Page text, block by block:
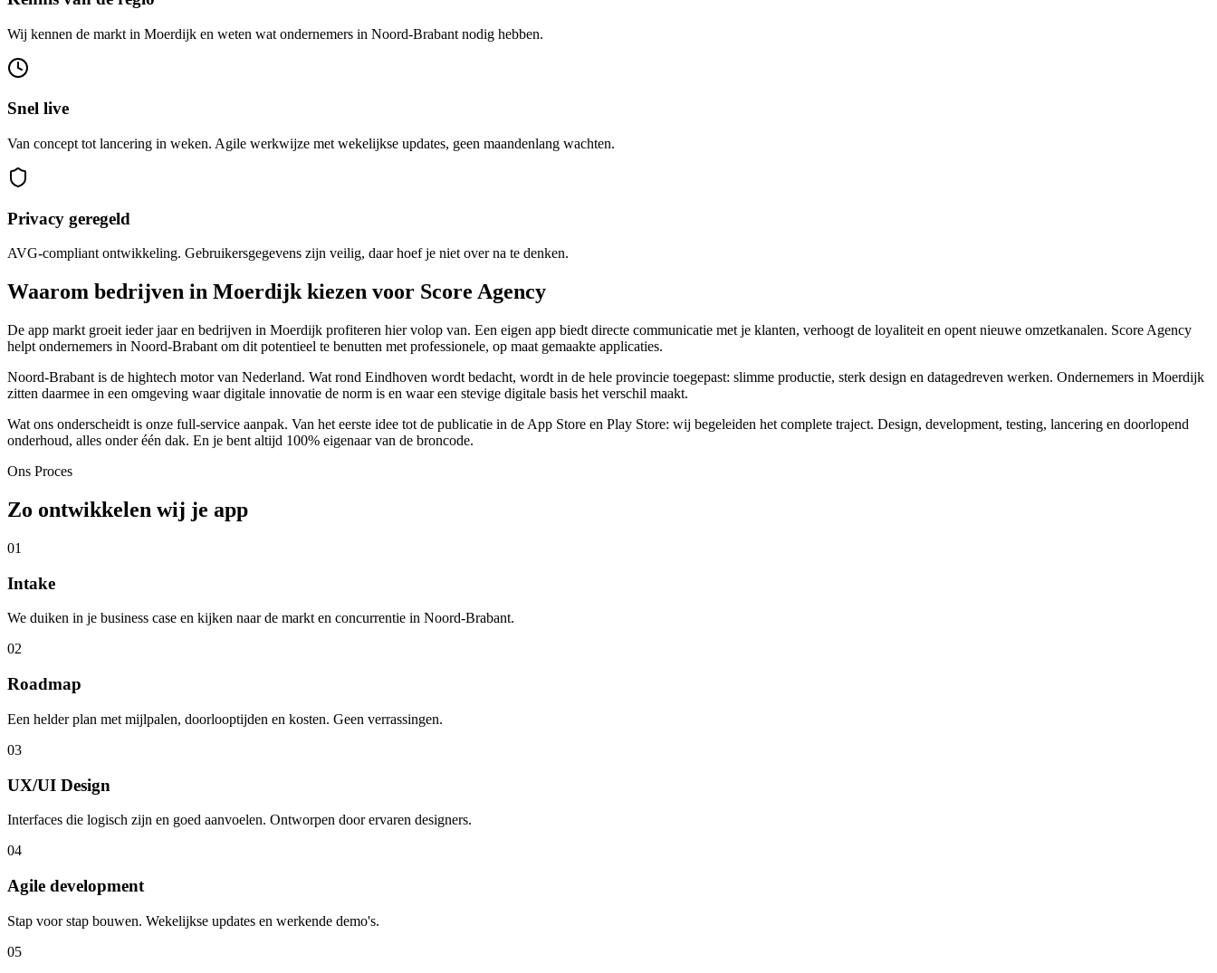
Wij kennen de markt in Moerdijk en weten wat ondernemers in Noord-Brabant nodig hebben.
Snel live
Van concept tot lancering in weken. Agile werkwijze met wekelijkse updates, geen maandenlang wachten.
Privacy geregeld
AVG-compliant ontwikkeling. Gebruikersgegevens zijn veilig, daar hoef je niet over na te denken.
Waarom bedrijven in Moerdijk kiezen voor Score Agency
De app markt groeit ieder jaar en bedrijven in Moerdijk profiteren hier volop van. Een eigen app biedt directe communicatie met je klanten, verhoogt de loyaliteit en opent nieuwe omzetkanalen. Score Agency
helpt ondernemers in Noord-Brabant om dit potentieel te benutten met professionele, op maat gemaakte applicaties.
Noord-Brabant is de hightech motor van Nederland. Wat rond Eindhoven wordt bedacht, wordt in de hele provincie toegepast: slimme productie, sterk design en datagedreven werken. Ondernemers in Moerdijk
zitten daarmee in een omgeving waar digitale innovatie de norm is en waar een stevige digitale basis het verschil maakt.
Wat ons onderscheidt is onze full-service aanpak. Van het eerste idee tot de publicatie in de App Store en Play Store: wij begeleiden het complete traject. Design, development, testing, lancering en doorlopend
onderhoud, alles onder één dak. En je bent altijd 100% eigenaar van de broncode.
Ons Proces
Zo ontwikkelen wij je app
01
Intake
We duiken in je business case en kijken naar de markt en concurrentie in Noord-Brabant.
02
Roadmap
Een helder plan met mijlpalen, doorlooptijden en kosten. Geen verrassingen.
03
UX/UI Design
Interfaces die logisch zijn en goed aanvoelen. Ontworpen door ervaren designers.
04
Agile development
Stap voor stap bouwen. Wekelijkse updates en werkende demo's.
05